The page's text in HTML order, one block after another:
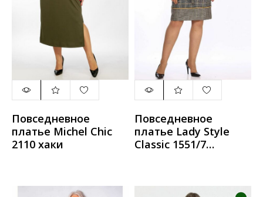
Повседневное
платье Michel Chic
2110 хаки
Повседневное
платье Lady Style
Classic 1551/7